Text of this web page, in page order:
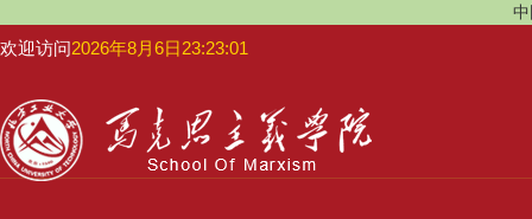
欢迎访问2026年8月6日23:23:02